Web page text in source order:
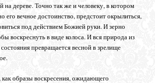
дереве. Точно так же и человеку, в котором
его вечное достоинство, предстоит окрылиться,
под действием Божией руки. И зерно
воскреснуть в виде колоса. И вся природа из
превращается весной в зрелище
как образы воскресения, ожидающего